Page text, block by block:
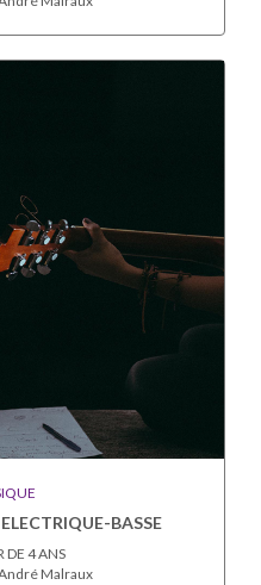
BASSE
DE 4 ANS
Malraux